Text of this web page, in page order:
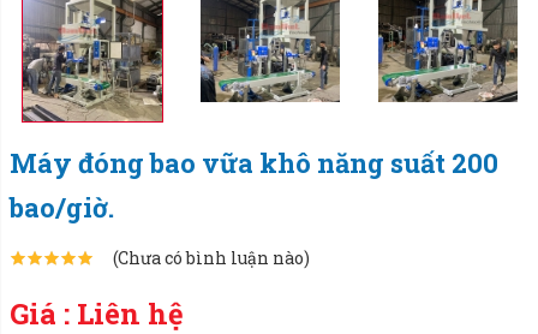
Máy đóng bao vữa khô năng suất 200
bao/giờ.
(Chưa có bình luận nào)
Giá : Liên hệ